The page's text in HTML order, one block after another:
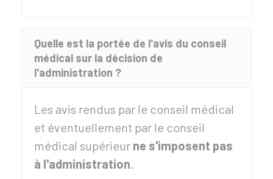
Quelle est la portée de l'avis du conseil
médical sur la décision de
l'administration ?
Les avis rendus par le conseil médical
et éventuellement par le conseil
médical supérieur ne s'imposent pas
à l'administration.